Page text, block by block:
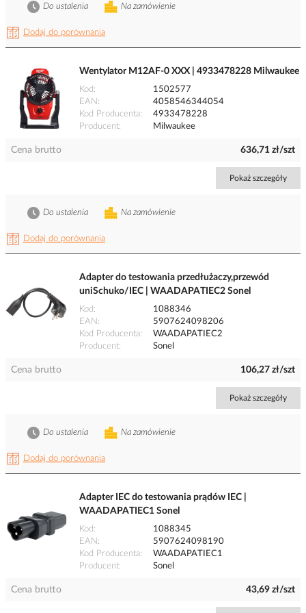
Dodaj do porównania
Na zamówienie
Do ustalenia
Wentylator M12AF-0 XXX | 4933478228 Milwaukee
Kod
1502577
EAN
4058546344054
Kod Producenta
4933478228
Producent
Milwaukee
Cena brutto 636,71 zł/szt
Pokaż szczegóły
Dodaj do porównania
Na zamówienie
Do ustalenia
Adapter do testowania przedłużaczy,przewód
uniSchuko/IEC | WAADAPATIEC2 Sonel
Kod
1088346
EAN
5907624098206
Kod Producenta
WAADAPATIEC2
Producent
Sonel
Cena brutto 106,27 zł/szt
Pokaż szczegóły
Dodaj do porównania
Na zamówienie
Do ustalenia
Adapter IEC do testowania prądów IEC |
WAADAPATIEC1 Sonel
Kod
1088345
EAN
5907624098190
Kod Producenta
WAADAPATIEC1
Producent
Sonel
Cena brutto 43,69 zł/szt